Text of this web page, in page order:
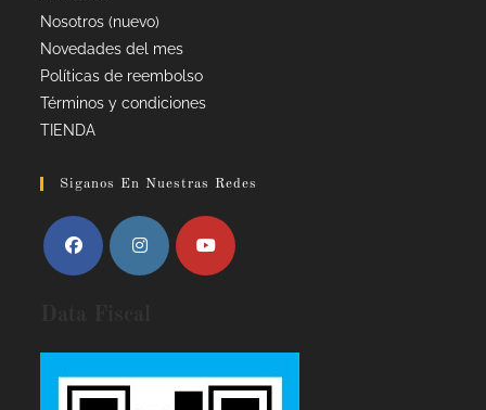
Nosotros (nuevo)
Novedades del mes
Políticas de reembolso
Términos y condiciones
TIENDA
Siganos En Nuestras Redes